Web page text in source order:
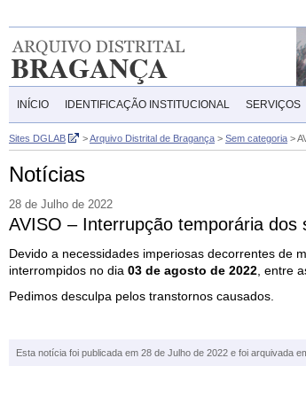
INÍCIO IDENTIFICAÇÃO INSTITUCIONAL SERVIÇOS
Sites DGLAB >Arquivo Distrital de Bragança > Sem categoria >
Notícias
28 de Julho de 2022
AVISO – Interrupção temporária
Devido a necessidades imperiosas decorrentes de
interrompidos no dia 03 de agosto de 2022 , entre
Pedimos desculpa pelos transtornos causados.
Esta notícia foi publicada em 28 de Julho de 2022 e foi arquivada